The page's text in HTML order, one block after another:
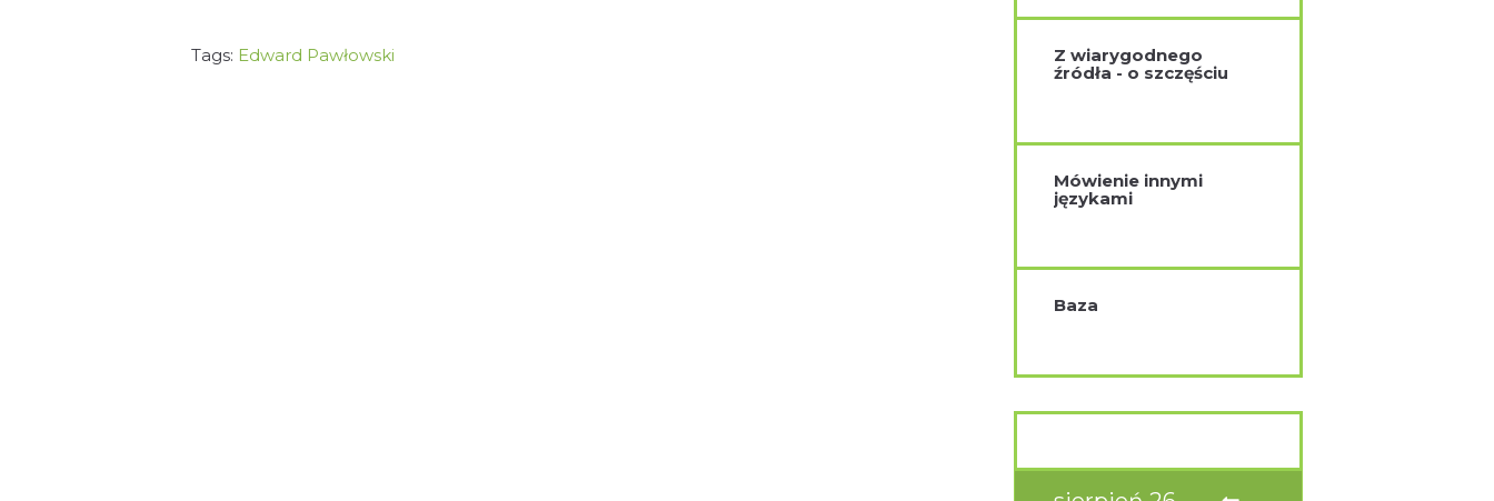
Tags: Edward Pawłowski
Z wiarygodnego
źródła - o szczęściu
Mówienie innymi
językami
Baza